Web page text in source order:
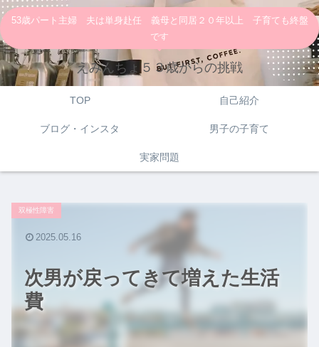
53歳パート主婦 夫は単身赴任 義母と同居２０年以上 子育ても終盤
です
えみんちょ５３歳からの挑戦
TOP 自己紹介
ブログ・インスタ 男子の子育て
実家問題
次男が戻ってきて増えた生活
費
双極性障害
2025.05.16